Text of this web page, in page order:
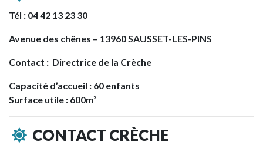
Tél : 04 42 13 23 30
Avenue des chênes – 13960 SAUSSET-LES-PINS
Contact : Directrice de la Crèche
Capacité d’accueil : 60 enfants
Surface utile : 600m²
CONTACT CRÈCHE